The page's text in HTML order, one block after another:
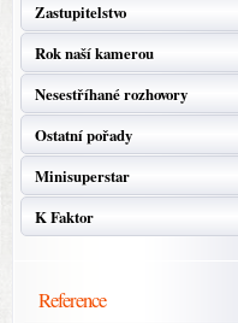
Zastupitelstvo
Rok naší kamerou
Nesestříhané rozhovory
Ostatní pořady
Minisuperstar
K Faktor
Reference